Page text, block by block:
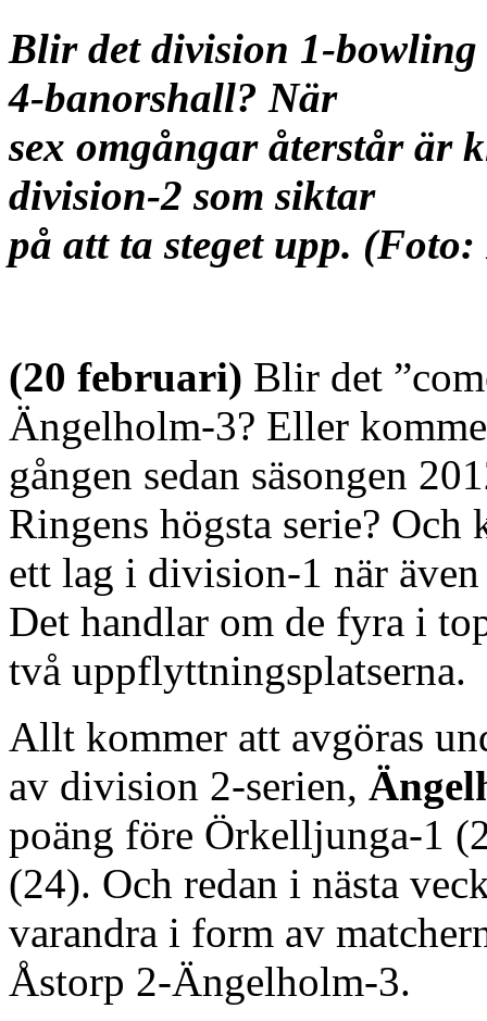
Blir det division 1-bowling
4-banorshall? När
sex omgångar återstår är
division-2 som siktar
på att ta steget upp.
(20 februari) Blir det
Ängelholm-3? Eller
gången sedan säsongen
Ringens högsta serie?
ett lag i division-1 när
Det handlar om de fyra i
två uppflyttningsplatserna.
Allt kommer att avgöras
av division 2-serien,
poäng före Örkelljunga-1
(24). Och redan i nästa
varandra i form av
Åstorp 2-Ängelholm-3.